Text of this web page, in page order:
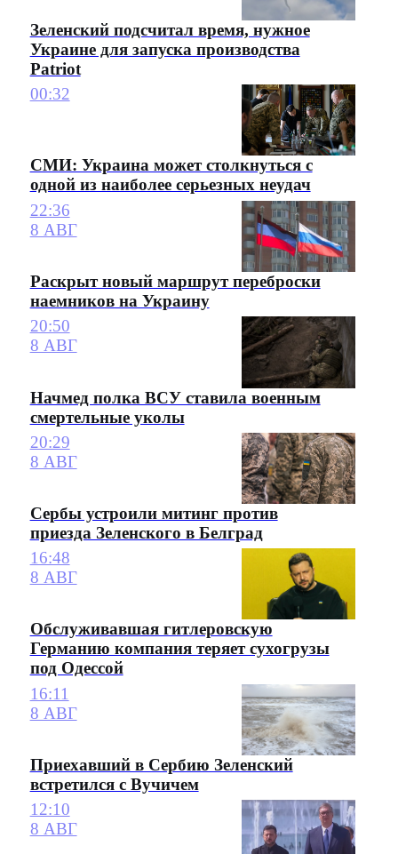
Зеленский подсчитал время, нужное
Украине для запуска производства
Patriot
00:32
СМИ: Украина может столкнуться с
одной из наиболее серьезных неудач
22:36
8 АВГ
Раскрыт новый маршрут переброски
наемников на Украину
20:50
8 АВГ
Начмед полка ВСУ ставила военным
смертельные уколы
20:29
8 АВГ
Сербы устроили митинг против
приезда Зеленского в Белград
16:48
8 АВГ
Обслуживавшая гитлеровскую
Германию компания теряет сухогрузы
под Одессой
16:11
8 АВГ
Приехавший в Сербию Зеленский
встретился с Вучичем
12:10
8 АВГ